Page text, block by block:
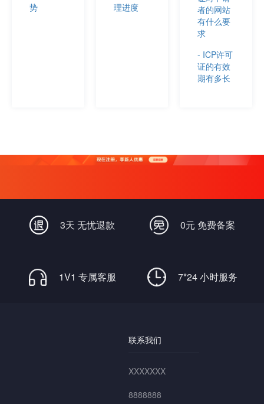
势
理进度
者的网站
有什么要
求
- ICP许可
证的有效
期有多长
3天 无忧退款 0元 免费备案
1V1 专属客服 7*24 小时服务
联系我们
XXXXXXX
8888888